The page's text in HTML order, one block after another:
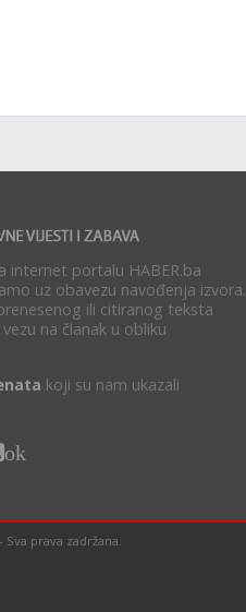
internet portalu HABER.ba
uz obavezu navođenja izvora.
ili citiranog teksta
na članak u obliku
koji su nam ukazali
ok
Sva prava zadržana.